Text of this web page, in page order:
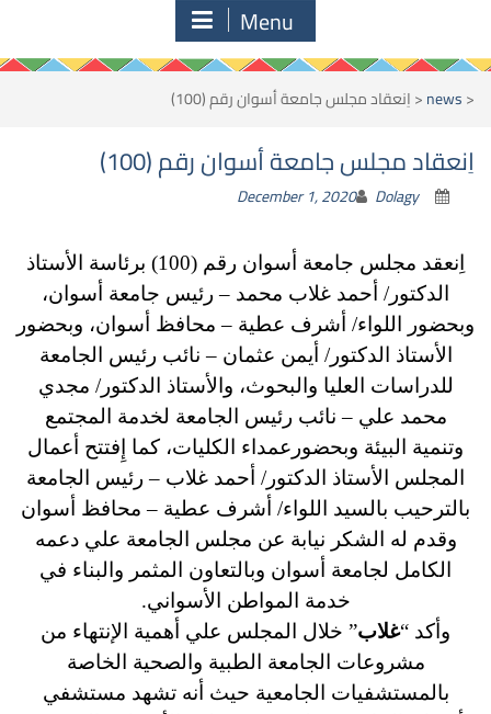
Menu
<
news
<اِنعقاد مجلس جامعة أسوان رقم (100)
اِنعقاد مجلس جامعة أسوان رقم (100)
December 1, 2020 Dolagy
اِنعقد مجلس جامعة أسوان رقم (100) برئاسة الأستاذ
الدكتور/ أحمد غلاب محمد – رئيس جامعة أسوان،
وبحضور اللواء/ أشرف عطية – محافظ أسوان، وبحضور
الأستاذ الدكتور/ أيمن عثمان – نائب رئيس الجامعة
للدراسات العليا والبحوث، والأستاذ الدكتور/ مجدي
محمد علي – نائب رئيس الجامعة لخدمة المجتمع
وتنمية البيئة وبحضورعمداء الكليات، كما إِفتتح أعمال
المجلس الأستاذ الدكتور/ أحمد غلاب – رئيس الجامعة
بالترحيب بالسيد اللواء/ أشرف عطية – محافظ أسوان
وقدم له الشكر نيابة عن مجلس الجامعة علي دعمه
الكامل لجامعة أسوان وبالتعاون المثمر والبناء في
خدمة المواطن الأسواني.
وأكد “غلاب” خلال المجلس علي أهمية الإنتهاء من
مشروعات الجامعة الطبية والصحية الخاصة
بالمستشفيات الجامعية حيث أنه تشهد مستشفي